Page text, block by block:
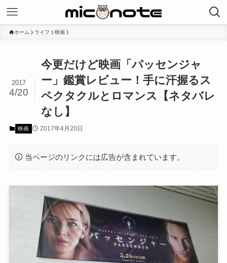
ホーム ライフ 映画
今更だけど映画「パッセンジャ
ー」鑑賞レビュー！手に汗握るス
ペクタクルとロマンス【ネタバレ
なし】
2017
4/20
映画 2017年4月20日
当ページのリンクには広告が含まれています。